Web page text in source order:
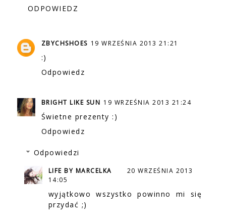
ODPOWIEDZ
ZBYCHSHOES 19 WRZEŚNIA 2013 21:21
:)
Odpowiedz
BRIGHT LIKE SUN 19 WRZEŚNIA 2013 21:24
Świetne prezenty :)
Odpowiedz
Odpowiedzi
LIFE BY MARCELKA
20 WRZEŚNIA 2013
14:05
wyjątkowo wszystko powinno mi się
przydać ;)